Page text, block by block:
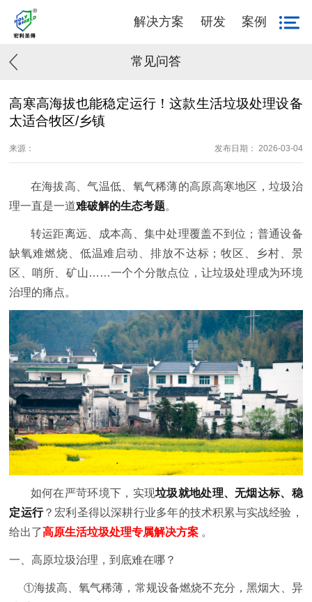
解决方案 研发 案例
常见问答
高寒高海拔也能稳定运行！这款生活垃圾处理设备
太适合牧区/乡镇
来源： 发布日期： 2026-03-04
在海拔高、气温低、氧气稀薄的高原高寒地区，垃圾治
理一直是一道难破解的生态考题。
转运距离远、成本高、集中处理覆盖不到位；普通设备
缺氧难燃烧、低温难启动、排放不达标；牧区、乡村、景
区、哨所、矿山……一个个分散点位，让垃圾处理成为环境
治理的痛点。
如何在严苛环境下，实现垃圾就地处理、无烟达标、稳
定运行？宏利圣得以深耕行业多年的技术积累与实战经验，
给出了高原生活垃圾处理专属解决方案 。
一、高原垃圾治理，到底难在哪？
①海拔高、氧气稀薄，常规设备燃烧不充分，黑烟大、异